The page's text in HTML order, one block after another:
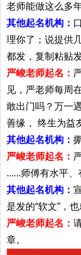
老师能做这么多
其他起名机构：
理你了；说提供
都发，复制粘贴
严峻老师起名：
见，严老师每周
敢出门吗？万一
善缘， 终生为益
其他起名机构：
严峻老师起名：
......师傅有水平
其他起名机构：
是发的“软文”，
严峻老师起名：
章。